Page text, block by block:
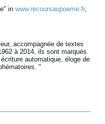
inwww.recoursaupoeme.fr,
accompagnée de textes
à 2014, ils sont marqués
automatique, éloge de
"